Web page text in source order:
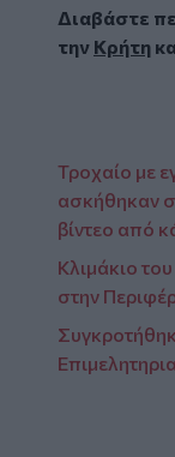
Διαβάστε
την Κρήτη
Τροχαίο με
ασκήθηκαν
βίντεο από
Κλιμάκιο
στην